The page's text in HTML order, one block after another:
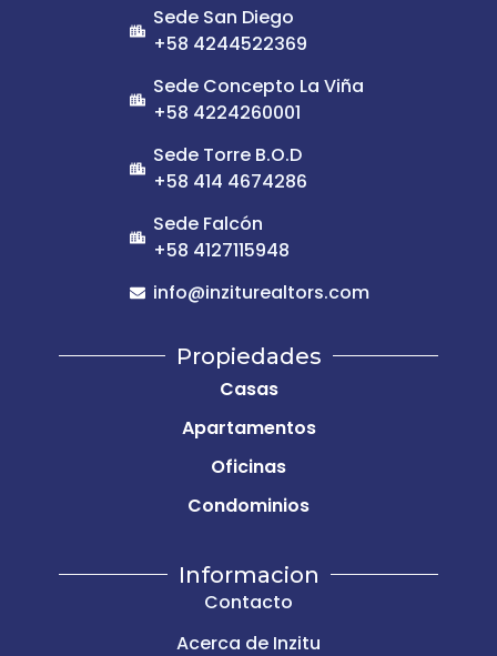
Sede San Diego
+58 4244522369
Sede Concepto La Viña
+58 4224260001
Sede Torre B.O.D
+58 414 4674286
Sede Falcón
+58 4127115948
info@inziturealtors.com
Propiedades
Casas
Apartamentos
Oficinas
Condominios
Informacion
Contacto
Acerca de Inzitu